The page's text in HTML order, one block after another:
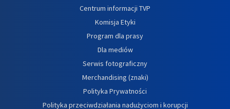
Centrum informacji TVP
Komisja Etyki
Program dla prasy
Dla mediów
Serwis fotograficzny
Merchandising (znaki)
Polityka Prywatności
Polityka przeciwdziałania nadużyciom i korupcji